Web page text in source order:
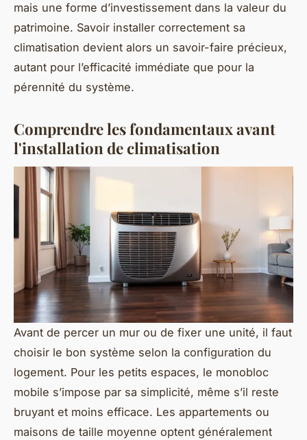
mais une forme d’investissement dans la valeur du
patrimoine. Savoir installer correctement sa
climatisation devient alors un savoir-faire précieux,
autant pour l’efficacité immédiate que pour la
pérennité du système.
Comprendre les fondamentaux avant
l'installation de climatisation
Avant de percer un mur ou de fixer une unité, il faut
choisir le bon système selon la configuration du
logement. Pour les petits espaces, le monobloc
mobile s’impose par sa simplicité, même s’il reste
bruyant et moins efficace. Les appartements ou
maisons de taille moyenne optent généralement